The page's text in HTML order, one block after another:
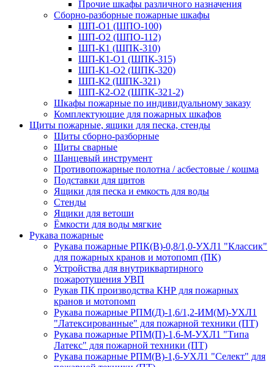
Прочие шкафы различного назначения
Сборно-разборные пожарные шкафы
ШП-О1 (ШПО-100)
ШП-О2 (ШПО-112)
ШП-К1 (ШПК-310)
ШП-К1-О1 (ШПК-315)
ШП-К1-О2 (ШПК-320)
ШП-К2 (ШПК-321)
ШП-К2-О2 (ШПК-321-2)
Шкафы пожарные по индивидуальному заказу
Комплектующие для пожарных шкафов
Щиты пожарные, ящики для песка, стенды
Щиты сборно-разборные
Щиты сварные
Шанцевый инструмент
Противопожарные полотна / асбестовые / кошма
Подставки для щитов
Ящики для песка и емкость для воды
Стенды
Ящики для ветоши
Ёмкости для воды мягкие
Рукава пожарные
Рукава пожарные РПК(В)-0,8/1,0-УХЛ1 "Классик"
для пожарных кранов и мотопомп (ПК)
Устройства для внутриквартирного
пожаротушения УВП
Рукав ПК производства КНР для пожарных
кранов и мотопомп
Рукава пожарные РПМ(Д)-1,6/1,2-ИМ(M)-УХЛ1
"Латексированные" для пожарной техники (ПТ)
Рукава пожарные РПМ(П)-1,6-М-УХЛ1 "Типа
Латекс" для пожарной техники (ПТ)
Рукава пожарные РПМ(В)-1,6-УХЛ1 "Селект" для